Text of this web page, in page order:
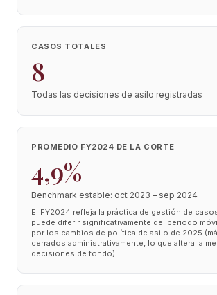
CASOS TOTALES
8
Todas las decisiones de asilo registradas
PROMEDIO FY2024 DE LA CORTE
4,9%
Benchmark estable: oct 2023 – sep 2024
El FY2024 refleja la práctica de gestión de
puede diferir significativamente del periodo
por los cambios de política de asilo de 2025
cerrados administrativamente, lo que altera la
decisiones de fondo).